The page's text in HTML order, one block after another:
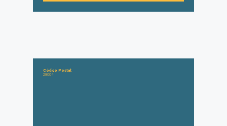
Código Postal:
28004